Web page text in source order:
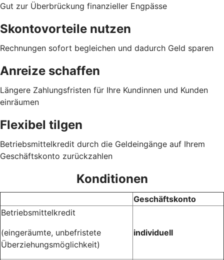
Gut zur Überbrückung finanzieller Engpässe
Skontovorteile nutzen
Rechnungen sofort begleichen und dadurch Geld sparen
Anreize schaffen
Längere Zahlungsfristen für Ihre Kundinnen und Kunden
einräumen
Flexibel tilgen
Betriebsmittelkredit durch die Geldeingänge auf Ihrem
Geschäftskonto zurückzahlen
Konditionen
Geschäftskonto
Betriebsmittelkredit
(eingeräumte, unbefristete
Überziehungsmöglichkeit)
individuell